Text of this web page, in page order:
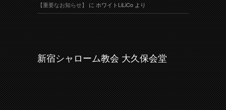
【重要なお知らせ】にホワイトLiLiCoより
新宿シャローム教会 大久保会堂